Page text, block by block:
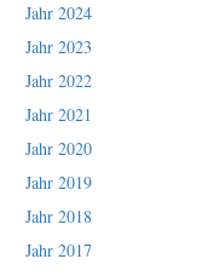
Jahr 2024
Jahr 2023
Jahr 2022
Jahr 2021
Jahr 2020
Jahr 2019
Jahr 2018
Jahr 2017